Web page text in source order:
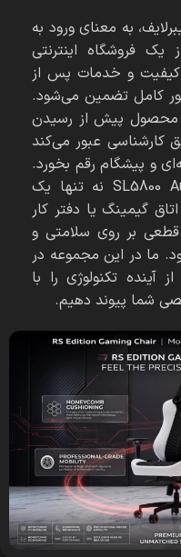
به معنای ورود به
یک فروشگاه اینترنتی
کیفیت و خدمات پس از
کامل تضمین می‌شود.
محصول پیش از رسیدن
کارشناسی عبور می‌کند
و پیشگام رقم بخورد.
صندلی ورتاگیر SL5800 Audi RS Edition نه تنها یک
گیمینگ یا دفتر کار
بر روی سلامتی و
ما در این مجموعه در
آینده تکنولوژی را با
شما پیوند دهیم.